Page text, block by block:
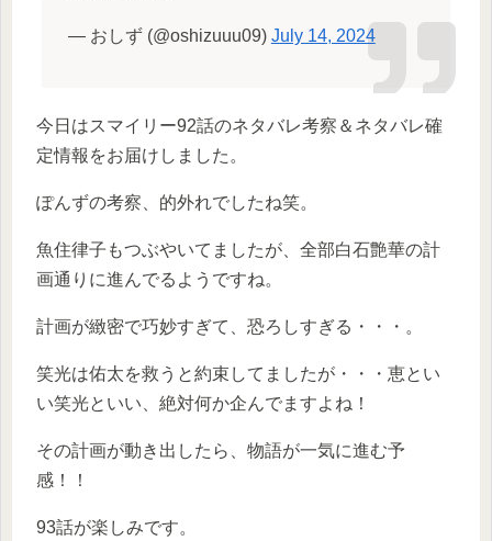
— おしず (@oshizuuu09) July 14, 2024
今日はスマイリー92話のネタバレ考察＆ネタバレ確
定情報をお届けしました。
ぽんずの考察、的外れでしたね笑。
魚住律子もつぶやいてましたが、全部白石艶華の計
画通りに進んでるようですね。
計画が緻密で巧妙すぎて、恐ろしすぎる・・・。
笑光は佑太を救うと約束してましたが・・・恵とい
い笑光といい、絶対何か企んでますよね！
その計画が動き出したら、物語が一気に進む予
感！！
93話が楽しみです。